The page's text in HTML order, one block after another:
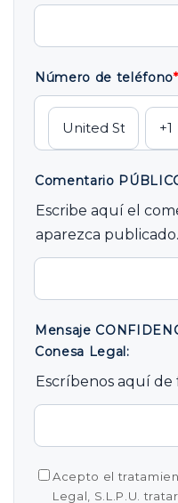
Número de teléfono*
Comentario
Escribe aquí el
aparezca
Mensaje
Conesa Legal:
Escríbenos aquí de
Acepto el
Legal, S.L.P.U.